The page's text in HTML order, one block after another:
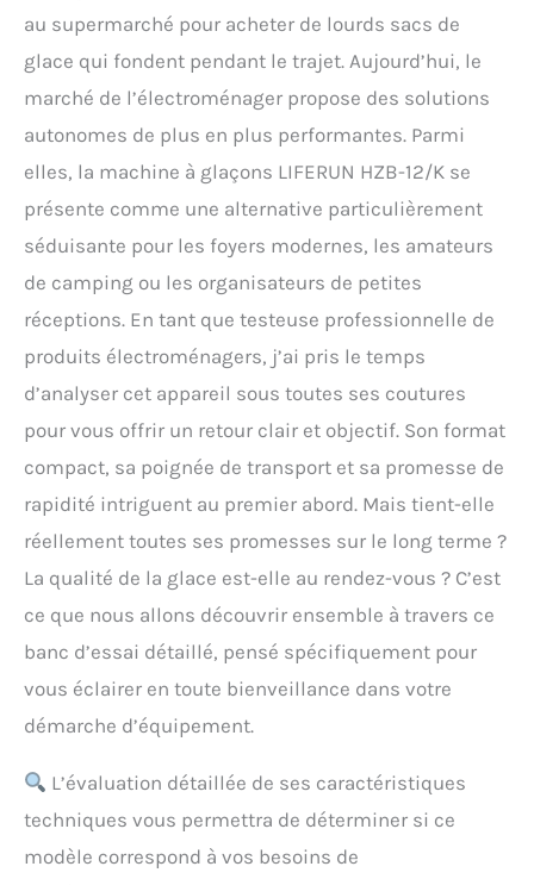
au supermarché pour acheter de lourds sacs de
glace qui fondent pendant le trajet. Aujourd’hui, le
marché de l’électroménager propose des solutions
autonomes de plus en plus performantes. Parmi
elles, la machine à glaçons LIFERUN HZB-12/K se
présente comme une alternative particulièrement
séduisante pour les foyers modernes, les amateurs
de camping ou les organisateurs de petites
réceptions. En tant que testeuse professionnelle de
produits électroménagers, j’ai pris le temps
d’analyser cet appareil sous toutes ses coutures
pour vous offrir un retour clair et objectif. Son format
compact, sa poignée de transport et sa promesse de
rapidité intriguent au premier abord. Mais tient-elle
réellement toutes ses promesses sur le long terme ?
La qualité de la glace est-elle au rendez-vous ? C’est
ce que nous allons découvrir ensemble à travers ce
banc d’essai détaillé, pensé spécifiquement pour
vous éclairer en toute bienveillance dans votre
démarche d’équipement.
L’évaluation détaillée de ses caractéristiques
techniques vous permettra de déterminer si ce
modèle correspond à vos besoins de